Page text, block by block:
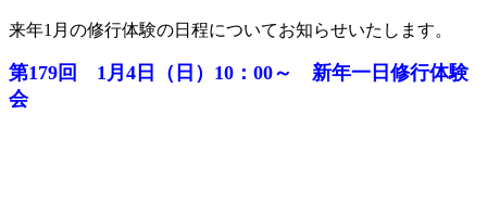
来年1月の修行体験の日程についてお知らせいたします。
第179回 1月4日（日） 10：00～
新年一日修行体験
会